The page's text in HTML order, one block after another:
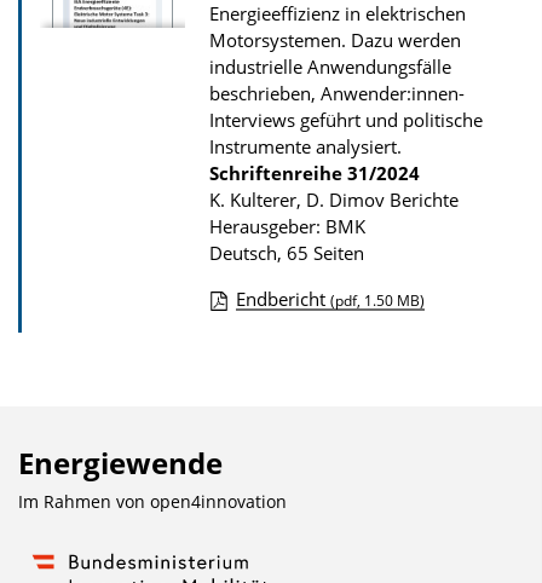
Energieeffizienz in elektrischen
Motorsystemen. Dazu werden
industrielle Anwendungsfälle
beschrieben, Anwender:innen-
Interviews geführt und politische
Instrumente analysiert.
Schriftenreihe 31/2024
K. Kulterer, D. Dimov Berichte
Herausgeber: BMK
Deutsch, 65 Seiten
l
o
d
Endbericht (pdf, 1.50 MB)
Energiewende
Im Rahmen von open4innovation